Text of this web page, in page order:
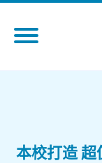
本校打造 超